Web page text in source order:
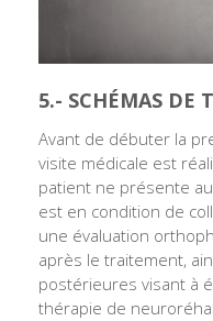
5.- SCHÉMAS DE
Avant de débuter la
visite médicale est
patient ne présente
est en condition de
une évaluation
après le traitement,
postérieures visant à
thérapie de